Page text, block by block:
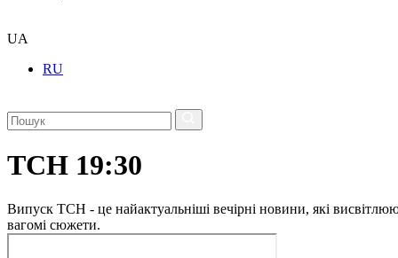
UA
RU
ТСН 19:30
Випуск ТСН - це найактуальніші вечірні новини, які
вагомі сюжети.